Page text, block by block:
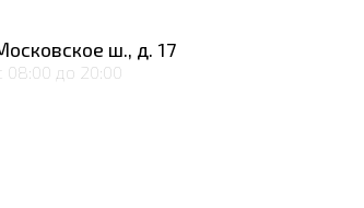
ш., д. 17
до 20:00